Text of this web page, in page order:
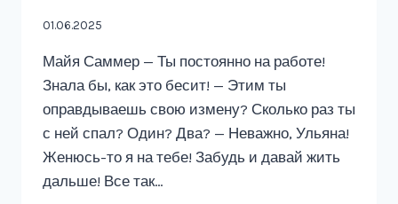
01.06.2025
Майя Саммер — Ты постоянно на работе!
Знала бы, как это бесит! — Этим ты
оправдываешь свою измену? Сколько раз ты
с ней спал? Один? Два? — Неважно, Ульяна!
Женюсь-то я на тебе! Забудь и давай жить
дальше! Все так…